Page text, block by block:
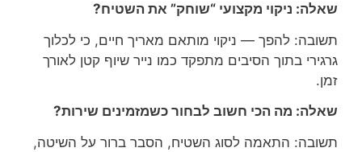
שאלה: ניקוי מקצועי “שוחק” את השטיח?
תשובה: להפך — ניקוי מותאם מאריך חיים, כי לכלוך
גרגירי בתוך הסיבים מתפקד כמו נייר שיוף קטן לאורך
זמן.
שאלה: מה הכי חשוב לבחור כשמזמינים שירות?
תשובה: התאמה לסוג השטיח, הסבר ברור על השיטה,